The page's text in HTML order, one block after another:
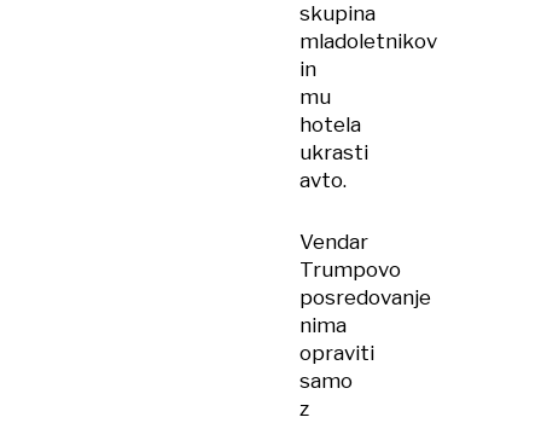
skupina
mladoletnikov
in
mu
hotela
ukrasti
avto.
Vendar
Trumpovo
posredovanje
nima
opraviti
samo
z